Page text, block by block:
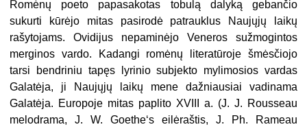
Romėnų poeto papasakotas tobulą dalyką gebančio
sukurti kūrėjo mitas pasirodė patrauklus Naujųjų laikų
rašytojams. Ovidijus nepaminėjo Veneros sužmogintos
merginos vardo. Kadangi romėnų literatūroje šmėsčiojo
tarsi bendriniu tapęs lyrinio subjekto mylimosios vardas
Galatėja, ji Naujųjų laikų mene dažniausiai vadinama
Galatėja. Europoje mitas paplito XVIII a. (J. J. Rousseau
melodrama, J. W. Goethe‘s eilėraštis, J. Ph. Rameau